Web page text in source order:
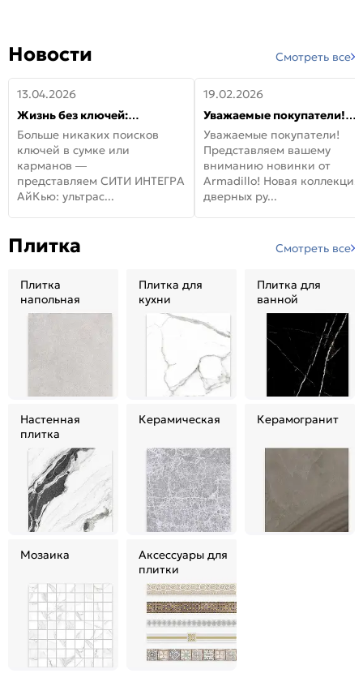
Новости Смотреть все
13.04.2026
Жизнь без ключей:
встречайте новую дверь
СИТИ ИНТЕГРА АйКью!
Больше никаких поисков
ключей в сумке или
карманов —
представляем СИТИ ИНТЕГРА
АйКью: ультрас...
19.02.2026
Уважаемые покупатели!
Представляем вашему
вниманию новинки от
Armadillo!
Уважаемые покупатели!
Представляем вашему
вниманию новинки от
Armadillo! Новая коллекция
дверных ру...
Плитка Смотреть все
Плитка
напольная
Плитка для
кухни
Плитка для
ванной
Настенная
плитка
Керамическая Керамогранит
Мозаика
Аксессуары для
плитки